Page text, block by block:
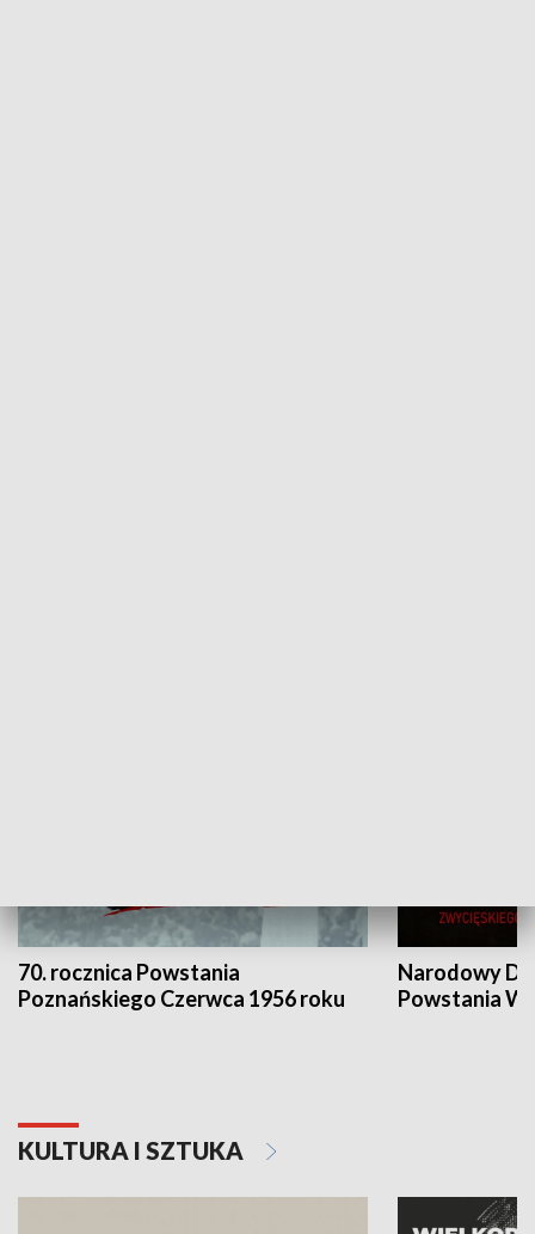
70. rocznica Powstania
Poznańskiego Czerwca 1956 roku
Narodowy
Powstania
KULTURA I SZTUKA